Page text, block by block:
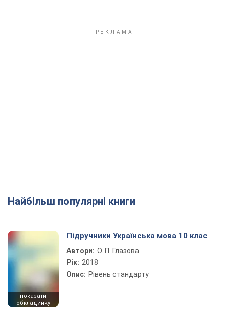
Найбільш популярні книги
показати
обкладинку
Підручники Українська мова 10 клас
Автори: О. П. Глазова
Рік: 2018
Опис: Рівень стандарту